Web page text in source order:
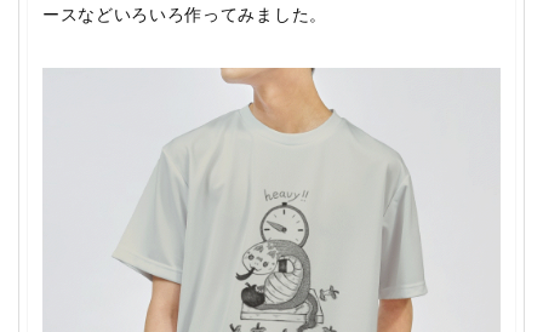
ースなどいろいろ作ってみました。